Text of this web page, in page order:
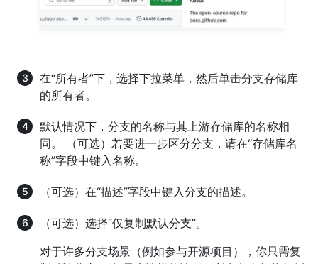
在“所有者”下，选择下拉菜单，然后单击分支存储库
的所有者。
默认情况下，分支的名称与其上游存储库的名称相
同。 （可选）若要进一步区分分支，请在“存储库名
称”字段中键入名称。
（可选）在“描述”字段中键入分支的描述。
（可选）选择“仅复制默认分支”。
对于许多分支场景（例如参与开源项目），你只需复